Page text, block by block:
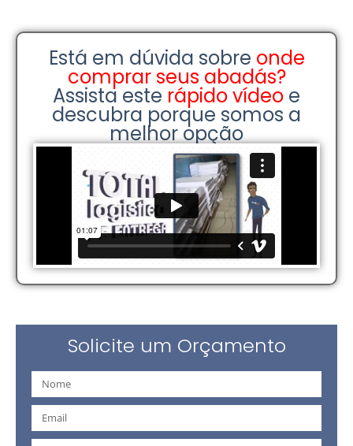
Está em dúvida sobre onde
comprar seus abadás?
Assista este rápido vídeo e
descubra porque somos a
melhor opção
Solicite um Orçamento